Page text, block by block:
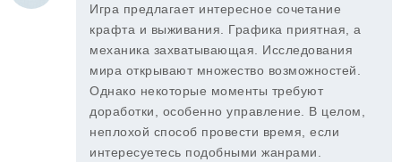
Игра предлагает интересное сочетание
крафта и выживания. Графика приятная, а
механика захватывающая. Исследования
мира открывают множество возможностей.
Однако некоторые моменты требуют
доработки, особенно управление. В целом,
неплохой способ провести время, если
интересуетесь подобными жанрами.